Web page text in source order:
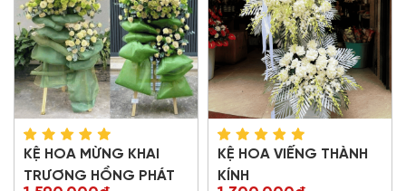
KỆ HOA MỪNG KHAI
TRƯƠNG HỒNG PHÁT
KỆ HOA VIẾNG THÀNH
KÍNH